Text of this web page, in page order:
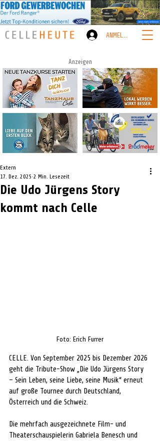
ANMELDEN
Anzeigen
Die Udo Jürgens Story
kommt nach Celle
Extern
17. Dez. 2025 2 Min. Lesezeit
Foto: Erich Furrer
CELLE. Von September 2025 bis Dezember 2026
geht die Tribute-Show „Die Udo Jürgens Story
– Sein Leben, seine Liebe, seine Musik“ erneut
auf große Tournee durch Deutschland,
Österreich und die Schweiz.
Die mehrfach ausgezeichnete Film- und
Theaterschauspielerin Gabriela Benesch und